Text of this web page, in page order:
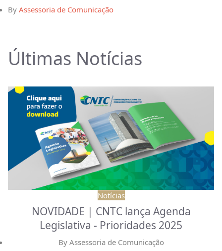
By Assessoria de Comunicação
Últimas Notícias
Notícias
NOVIDADE | CNTC lança Agenda
Legislativa - Prioridades 2025
By Assessoria de Comunicação